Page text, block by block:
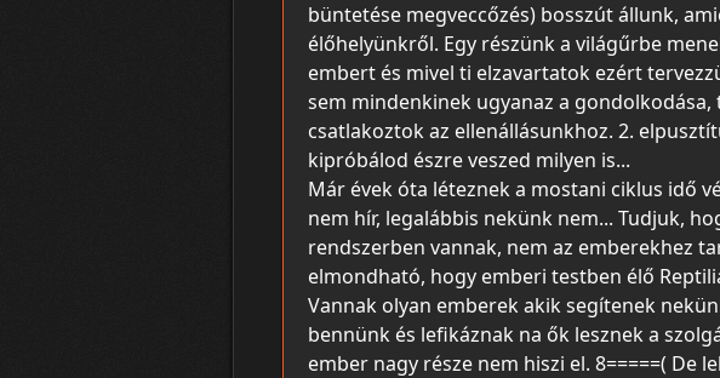
büntetése megveccőzés) bosszút állunk,
élőhelyünkről. Egy részünk a világűrbe
embert és mivel ti elzavartatok ezért
sem mindenkinek ugyanaz a
csatlakoztok az ellenállásunkhoz. 2.
kipróbálod észre veszed milyen is...
Már évek óta léteznek a mostani ciklus idő
nem hí­r, legalábbis nekünk nem... Tudjuk,
rendszerben vannak, nem az emberekhez
elmondható, hogy emberi testben élő
Vannak olyan emberek akik segítenek
bennünk és lefikáznak na ők lesznek a
ember nagy része nem hiszi el. 8=====(